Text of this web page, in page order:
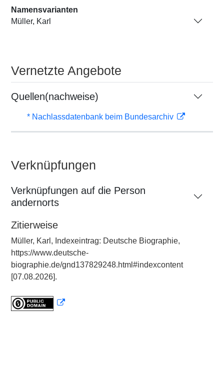
Namensvarianten
Müller, Karl
Vernetzte Angebote
Quellen(nachweise)
* Nachlassdatenbank beim Bundesarchiv
Verknüpfungen
Verknüpfungen auf die Person
andernorts
Zitierweise
Müller, Karl, Indexeintrag: Deutsche Biographie,
https://www.deutsche-
biographie.de/gnd137829248.html#indexcontent
[07.08.2026].